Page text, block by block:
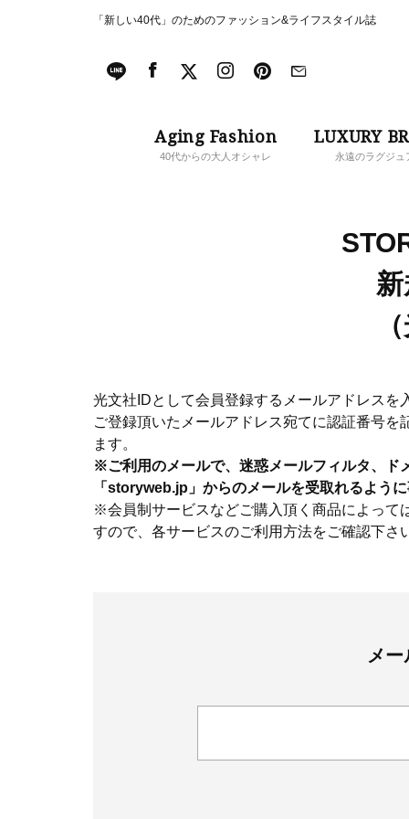
「新しい40代」のためのファッション&ライフスタイル誌
Aging Fashion
40代からの大人オシャレ
LUXURY
永遠のラグジュ
光文社IDとして会員登録するメールアドレスを
ご登録頂いたメールアドレス宛てに認証番号
ます。
※ご利用のメールで、迷惑メールフィルタ、ド
「storyweb.jp」からのメールを受取れるよう
※会員制サービスなどご購入頂く商品によって
すので、各サービスのご利用方法をご確認下さ
メ